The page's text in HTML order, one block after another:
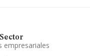
empresariales